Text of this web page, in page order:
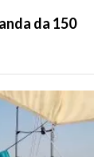
da 150